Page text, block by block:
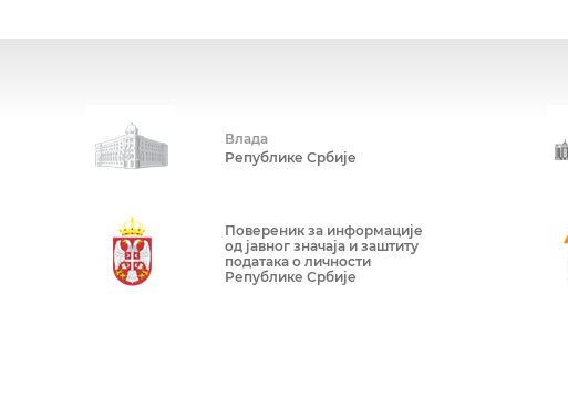
Влада
Републике Србије
Повереник за информације
од јавног значаја и заштиту
података о личности
Републике Србије